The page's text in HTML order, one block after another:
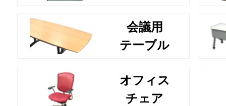
会議用
テーブル
オフィス
チェア